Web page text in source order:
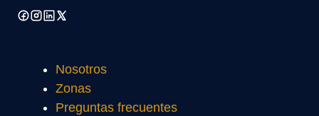
Nosotros
Zonas
Preguntas frecuentes